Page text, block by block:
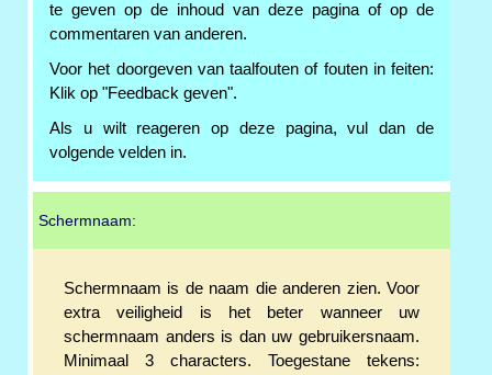
te geven op de inhoud van deze pagina of op de
commentaren van anderen.
Voor het doorgeven van taalfouten of fouten in feiten:
Klik op "Feedback geven".
Als u wilt reageren op deze pagina, vul dan de
volgende velden in.
Schermnaam:
Schermnaam is de naam die anderen zien. Voor
extra veiligheid is het beter wanneer uw
schermnaam anders is dan uw gebruikersnaam.
Minimaal 3 characters. Toegestane tekens: